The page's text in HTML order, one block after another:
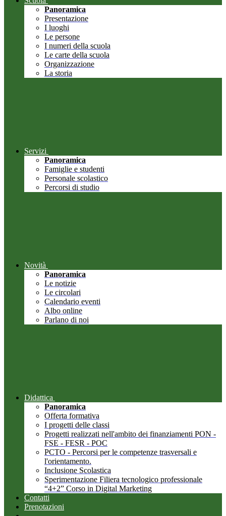
Panoramica
Presentazione
I luoghi
Le persone
I numeri della scuola
Le carte della scuola
Organizzazione
La storia
Servizi
Panoramica
Famiglie e studenti
Personale scolastico
Percorsi di studio
Novità
Panoramica
Le notizie
Le circolari
Calendario eventi
Albo online
Parlano di noi
Didattica
Panoramica
Offerta formativa
I progetti delle classi
Progetti realizzati nell'ambito dei finanziamenti PON -
FSE - FESR - POC
PCTO - Percorsi per le competenze trasversali e
l'orientamento.
Inclusione Scolastica
Sperimentazione Filiera tecnologico professionale
“4+2” Corso in Digital Marketing
Contatti
Prenotazioni